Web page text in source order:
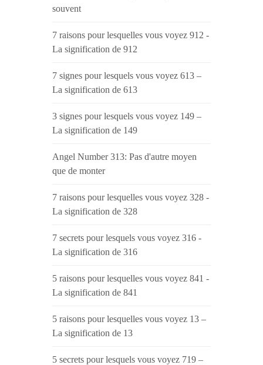
souvent
7 raisons pour lesquelles vous voyez 912 -
La signification de 912
7 signes pour lesquels vous voyez 613 –
La signification de 613
3 signes pour lesquels vous voyez 149 –
La signification de 149
Angel Number 313: Pas d'autre moyen
que de monter
7 raisons pour lesquelles vous voyez 328 -
La signification de 328
7 secrets pour lesquels vous voyez 316 -
La signification de 316
5 raisons pour lesquelles vous voyez 841 -
La signification de 841
5 raisons pour lesquelles vous voyez 13 –
La signification de 13
5 secrets pour lesquels vous voyez 719 –